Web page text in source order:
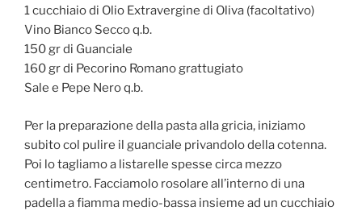
1 cucchiaio di Olio Extravergine di Oliva (facoltativo)
Vino Bianco Secco q.b.
150 gr di Guanciale
160 gr di Pecorino Romano grattugiato
Sale e Pepe Nero q.b.
Per la preparazione della pasta alla gricia, iniziamo
subito col pulire il guanciale privandolo della cotenna.
Poi lo tagliamo a listarelle spesse circa mezzo
centimetro. Facciamolo rosolare all’interno di una
padella a fiamma medio-bassa insieme ad un cucchiaio